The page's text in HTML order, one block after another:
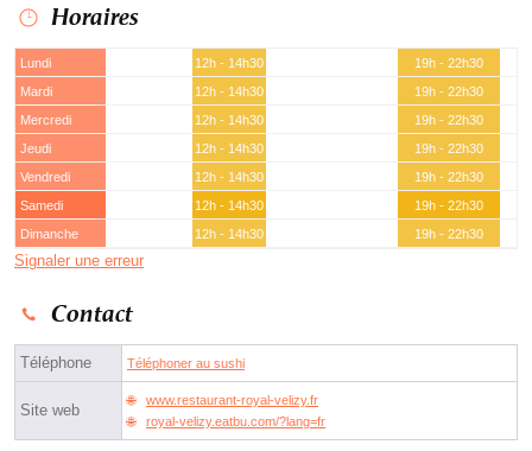
Horaires
Lundi 12h - 14h30
19h - 22h30
Mardi
12h - 14h30
19h - 22h30
Mercredi
12h - 14h30
19h - 22h30
Jeudi
12h - 14h30
19h - 22h30
Vendredi
12h - 14h30
19h - 22h30
Samedi
12h - 14h30
19h - 22h30
Dimanche
12h - 14h30 19h - 22h30
Signaler une erreur
Contact
Téléphone Téléphoner au sushi
Site web
www.restaurant-royal-velizy.fr
royal-velizy.eatbu.com/?lang=fr